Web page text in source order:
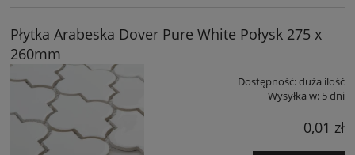
Płytka Arabeska Dover Pure White Połysk 275 x
260mm
Dostępność:duża ilość
Wysyłka w: 5 dni
0,01 zł